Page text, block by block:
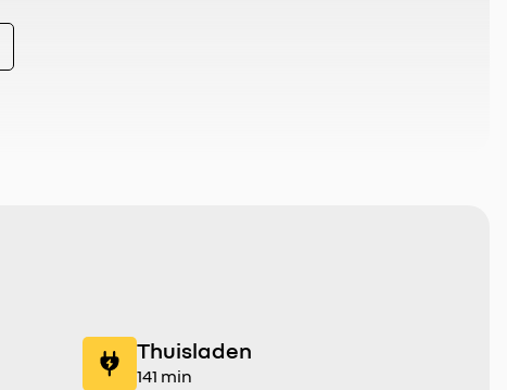
Thuisladen
141 min